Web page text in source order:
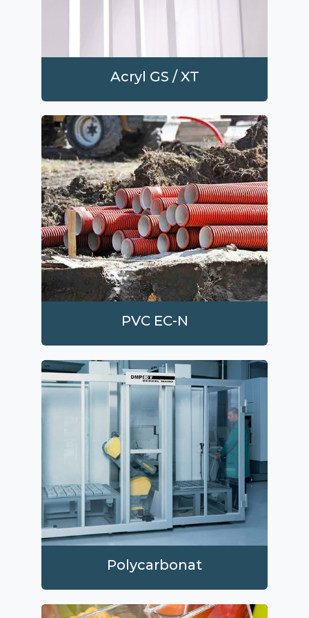
Acryl GS / XT
PVC EC-N
Polycarbonat